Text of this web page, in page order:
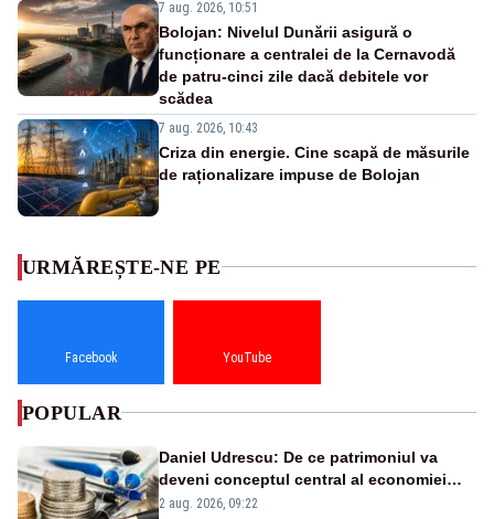
7 aug. 2026, 10:51
Bolojan: Nivelul Dunării asigură o
funcționare a centralei de la Cernavodă
de patru-cinci zile dacă debitele vor
scădea
7 aug. 2026, 10:43
Criza din energie. Cine scapă de măsurile
de raționalizare impuse de Bolojan
URMĂREȘTE-NE PE
Facebook YouTube
POPULAR
Daniel Udrescu: De ce patrimoniul va
deveni conceptul central al economiei
viitoare?
2 aug. 2026, 09:22